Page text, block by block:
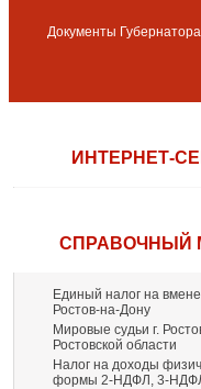
Документы Губернатора
ИНТЕРНЕТ-
СПРАВОЧНЫЙ
Единый налог на
Ростов-на-Дону
Мировые судьи г.
Ростовской области
Налог на доходы
формы 2-НДФЛ, 3-